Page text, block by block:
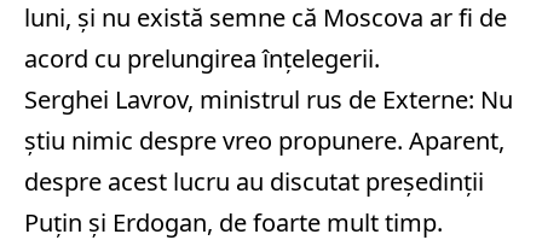
luni, și nu există semne că Moscova ar fi de
acord cu prelungirea înțelegerii.
Serghei Lavrov, ministrul rus de Externe: Nu
știu nimic despre vreo propunere. Aparent,
despre acest lucru au discutat președinții
Puțin și Erdogan, de foarte mult timp.